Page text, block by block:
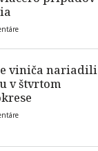
viniča nariadili
v štvrtom